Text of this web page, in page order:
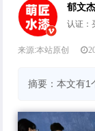
郁文杰
认证：
来源:本站原创
摘要：本文有1